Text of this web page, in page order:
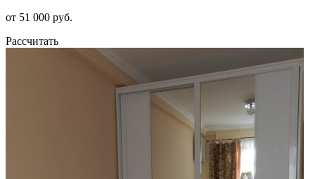
от 51 000 руб.
Рассчитать